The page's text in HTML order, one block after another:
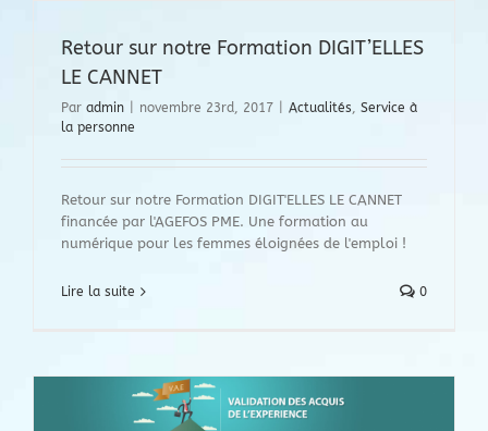
Retour sur notre Formation DIGIT’ELLES
LE CANNET
Par admin novembre 23rd, 2017 Actualités, Service à
la personne
Retour sur notre Formation DIGIT'ELLES LE CANNET
financée par l'AGEFOS PME. Une formation au
numérique pour les femmes éloignées de l'emploi !
Lire la suite 0